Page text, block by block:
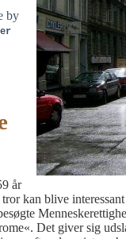
by
år
kan blive
Det giver sig